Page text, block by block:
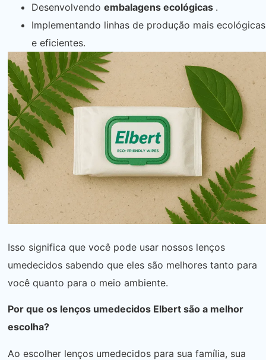
Desenvolvendo embalagens ecológicas .
Implementando linhas de produção mais ecológicas
e eficientes.
Isso significa que você pode usar nossos lenços
umedecidos sabendo que eles são melhores tanto para
você quanto para o meio ambiente.
Por que os lenços umedecidos Elbert são a melhor
escolha?
Ao escolher lenços umedecidos para sua família, sua